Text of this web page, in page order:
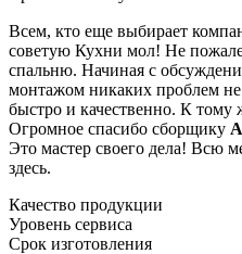
Всем, кто еще выбирает
советую Кухни мол! Не
спальню. Начиная с
монтажом никаких проблем
быстро и качественно. К тому
Огромное спасибо сборщику
Это мастер своего дела! Всю
здесь.
Качество продукции
Уровень сервиса
Срок изготовления